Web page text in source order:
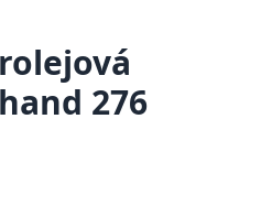
276